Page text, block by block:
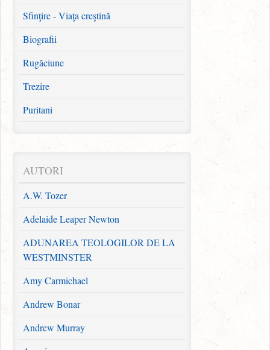
Sfinţire - Viaţa creştină
Biografii
Rugăciune
Trezire
Puritani
Zidește pe Stâncă
Broșuri evanghelistice
Pachete
Comori puritane pentru astăzi
AUTORI
A.W. Tozer
Adelaide Leaper Newton
ADUNAREA TEOLOGILOR DE LA
WESTMINSTER
Amy Carmichael
Andrew Bonar
Andrew Murray